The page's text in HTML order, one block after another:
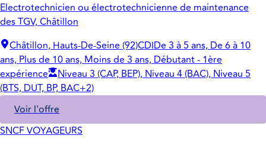
Electrotechnicien ou électrotechnicienne de maintenance
des TGV, Châtillon
Châtillon, Hauts-De-Seine (92)CDIDe 3 à 5 ans, De 6 à 10
ans, Plus de 10 ans, Moins de 3 ans, Débutant - 1ère
expérience
Niveau 3 (CAP, BEP), Niveau 4 (BAC), Niveau 5
(BTS, DUT, BP, BAC+2)
Voir l'offre
SNCF VOYAGEURS